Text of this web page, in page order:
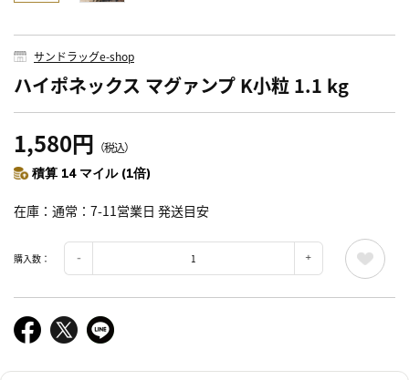
サンドラッグe-shop
ハイポネックス マグァンプ K小粒 1.1 kg
1,580円 （税込）
積算 14 マイル (1倍)
在庫 通常：7-11営業日 発送目安
購入数：